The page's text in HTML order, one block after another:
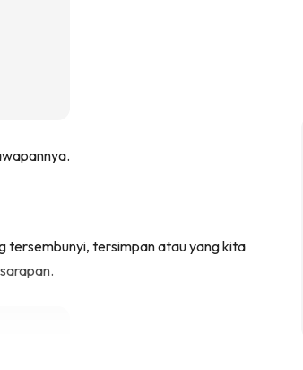
tersembunyi, tersimpan atau yang kita